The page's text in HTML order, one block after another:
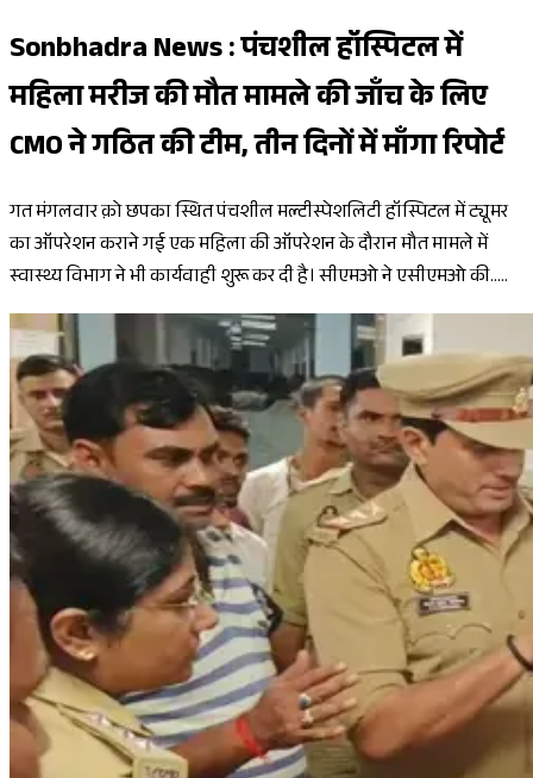
Sonbhadra News : पंचशील हॉस्पिटल में
महिला मरीज की मौत मामले की जाँच के लिए
CMO ने गठित की टीम, तीन दिनों में माँगा रिपोर्ट
गत मंगलवार क़ो छपका स्थित पंचशील मल्टीस्पेशलिटी हॉस्पिटल में ट्यूमर
का ऑपरेशन कराने गई एक महिला की ऑपरेशन के दौरान मौत मामले में
स्वास्थ्य विभाग ने भी कार्यवाही शुरू कर दी है। सीएमओ ने एसीएमओ की.....